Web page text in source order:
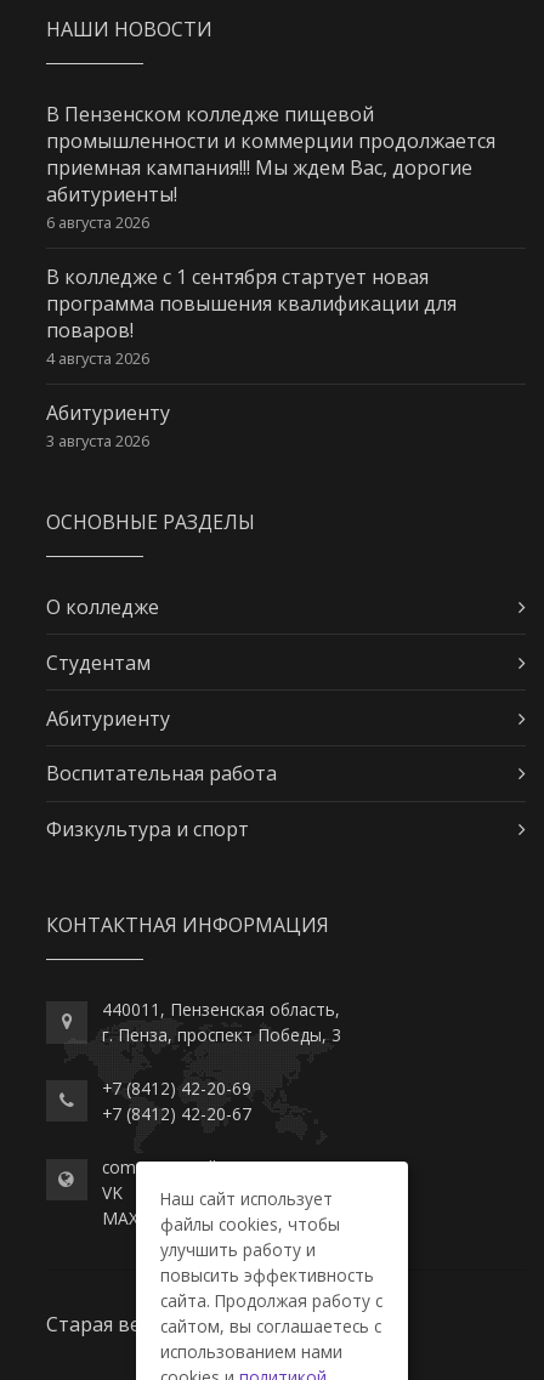
НАШИ НОВОСТИ
В Пензенском колледже пищевой
промышленности и коммерции продолжается
приемная кампания!!! Мы ждем Вас, дорогие
абитуриенты!
6 августа 2026
В колледже с 1 сентября стартует новая
программа повышения квалификации для
поваров!
4 августа 2026
Абитуриенту
3 августа 2026
ОСНОВНЫЕ РАЗДЕЛЫ
О колледже
Студентам
Абитуриенту
Воспитательная работа
Физкультура и спорт
КОНТАКТНАЯ ИНФОРМАЦИЯ
440011, Пензенская область,
г. Пенза, проспект Победы, 3
+7 (8412) 42-20-69
+7 (8412) 42-20-67
commerce-college.ru
VK
MAX
Старая версия сайта
Наш сайт использует
файлы cookies, чтобы
улучшить работу и
повысить эффективность
сайта. Продолжая работу с
сайтом, вы соглашаетесь с
использованием нами